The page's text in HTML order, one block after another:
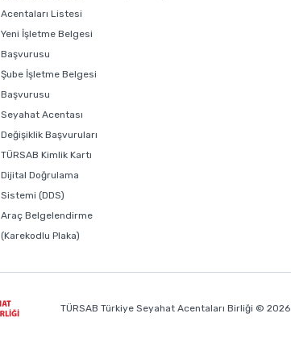
Acentaları Listesi
Yeni İşletme Belgesi
Başvurusu
Şube İşletme Belgesi
Başvurusu
Seyahat Acentası
Değişiklik Başvuruları
TÜRSAB Kimlik Kartı
Dijital Doğrulama
Sistemi (DDS)
Araç Belgelendirme
(Karekodlu Plaka)
TÜRSAB Türkiye Seyahat Acentaları Birliği © 2026